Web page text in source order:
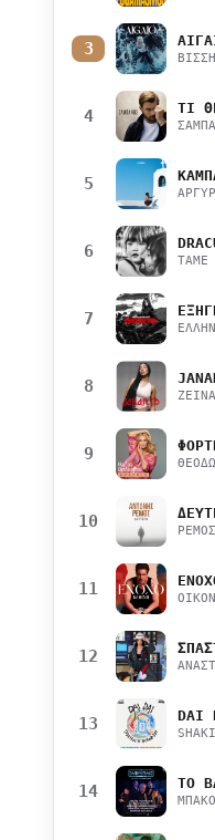
3
4 ΤΙ
5
6
7
8
9
10
11
12
13 DAI
14